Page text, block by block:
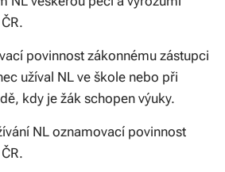
povinnost zákonnému zástupci
užíval NL ve škole nebo při
kdy je žák schopen výuky.
NL oznamovací povinnost